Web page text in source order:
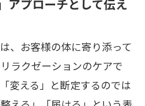
アプローチとして伝え
、お客様の体に寄り添って
ラクゼーションのケアで
変える」と断定するのでは